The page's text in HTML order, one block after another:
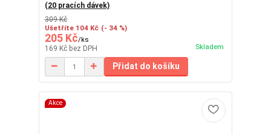
(20 pracích dávek)
309 Kč
Ušetříte 104 Kč (- 34 %)
205 Kč/ks
169 Kč bez DPH Skladem
Přidat do košíku
Akce